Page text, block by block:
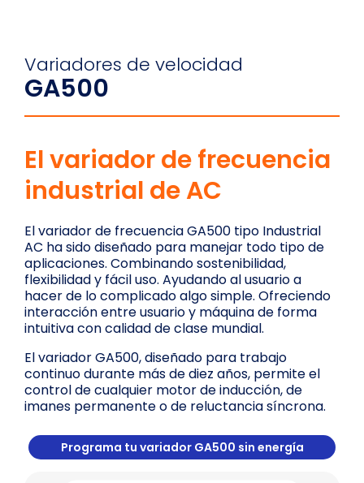
Variadores de velocidad
GA500
El variador de frecuencia
industrial de AC
El variador de frecuencia GA500 tipo Industrial
AC ha sido diseñado para manejar todo tipo de
aplicaciones. Combinando sostenibilidad,
flexibilidad y fácil uso. Ayudando al usuario a
hacer de lo complicado algo simple. Ofreciendo
interacción entre usuario y máquina de forma
intuitiva con calidad de clase mundial.
El variador GA500, diseñado para trabajo
continuo durante más de diez años, permite el
control de cualquier motor de inducción, de
imanes permanente o de reluctancia síncrona.
Programa tu variador GA500 sin energía